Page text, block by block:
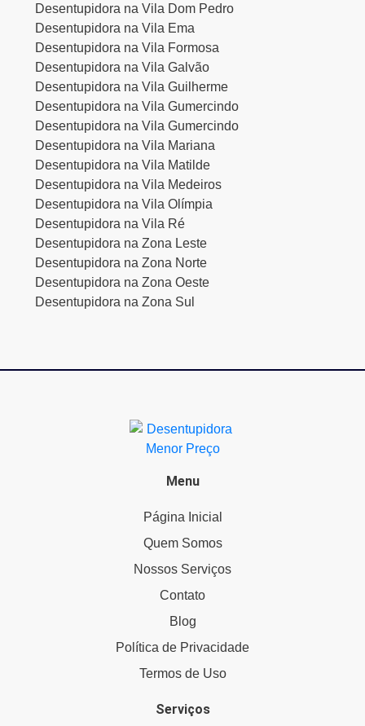
Desentupidora na Vila Dom Pedro
Desentupidora na Vila Ema
Desentupidora na Vila Formosa
Desentupidora na Vila Galvão
Desentupidora na Vila Guilherme
Desentupidora na Vila Gumercindo
Desentupidora na Vila Gumercindo
Desentupidora na Vila Mariana
Desentupidora na Vila Matilde
Desentupidora na Vila Medeiros
Desentupidora na Vila Olímpia
Desentupidora na Vila Ré
Desentupidora na Zona Leste
Desentupidora na Zona Norte
Desentupidora na Zona Oeste
Desentupidora na Zona Sul
Menu
Página Inicial
Quem Somos
Nossos Serviços
Contato
Blog
Política de Privacidade
Termos de Uso
Serviços